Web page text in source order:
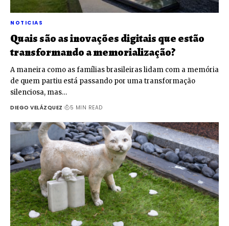
NOTICIAS
Quais são as inovações digitais que estão
transformando a memorialização?
A maneira como as famílias brasileiras lidam com a memória
de quem partiu está passando por uma transformação
silenciosa, mas…
DIEGO VELÁZQUEZ 5 MIN READ